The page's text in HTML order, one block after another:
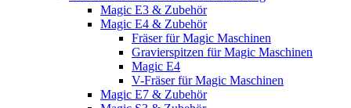
Magic E3 & Zubehör
Magic E4 & Zubehör
Fräser für Magic Maschinen
Gravierspitzen für Magic Maschinen
Magic E4
V-Fräser für Magic Maschinen
Magic E7 & Zubehör